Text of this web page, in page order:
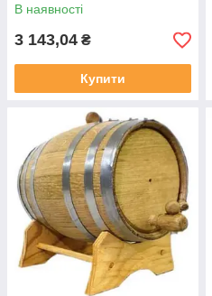
В наявності
3 143,04 ₴
Купити